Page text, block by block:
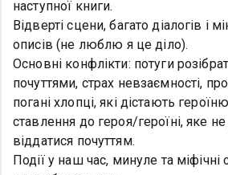
наступної книги.
Відверті сцени, багато діалогів і
описів (не люблю я це діло).
Основні конфлікти: потуги
почуттями, страх невзаємності,
погані хлопці, які дістають
ставлення до героя/героїні, яке
віддатися почуттям.
Події у наш час, минуле та міфічні